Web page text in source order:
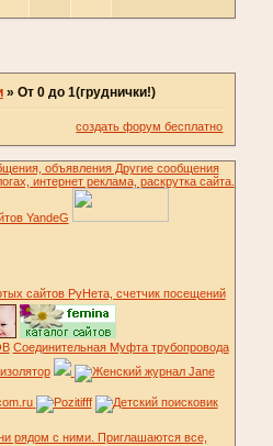
» От 0 до 1(груднички!)
создать форум бесплатно
объявления Другие сообщения
интернет реклама, раскрутка сайта.
Соединительная Муфта трубопровода